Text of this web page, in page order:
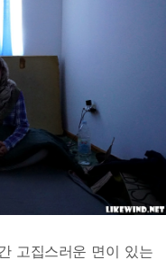
고집스러운 면이 있는